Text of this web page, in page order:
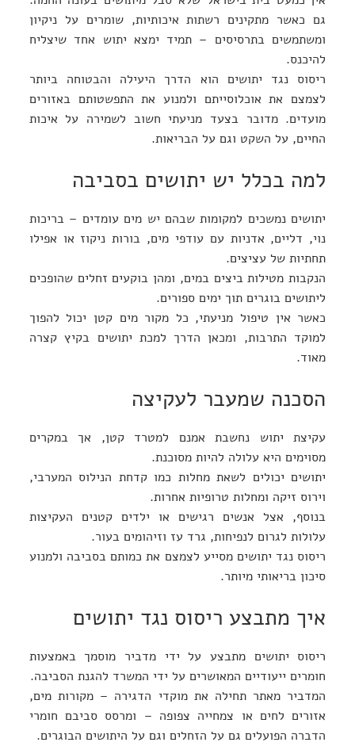
גם כאשר מתקינים רשתות איכותיות, שומרים על ניקיון
ומשתמשים בתרסיסים – תמיד ימצא יתוש אחד שיצליח
להיכנס.
ריסוס נגד יתושים הוא הדרך היעילה והבטוחה ביותר
לצמצם את אוכלוסייתם ולמנוע את התפשטותם באזורים
מועדים. מדובר בצעד מניעתי חשוב לשמירה על איכות
החיים, על השקט וגם על הבריאות.
למה בכלל יש יתושים בסביבה
יתושים נמשכים למקומות שבהם יש מים עומדים – בריכות
נוי, דליים, אדניות עם עודפי מים, בורות ניקוז או אפילו
תחתיות של עציצים.
הנקבות מטילות ביצים במים, ומהן בוקעים זחלים שהופכים
ליתושים בוגרים תוך ימים ספורים.
כאשר אין טיפול מניעתי, כל מקור מים קטן יכול להפוך
למוקד התרבות, ומכאן הדרך למכת יתושים בקיץ קצרה
מאוד.
הסכנה שמעבר לעקיצה
עקיצת יתוש נחשבת אמנם למטרד קטן, אך במקרים
מסוימים היא עלולה להיות מסוכנת.
יתושים יכולים לשאת מחלות כמו קדחת הנילוס המערבי,
וירוס זיקה ומחלות טרופיות אחרות.
בנוסף, אצל אנשים רגישים או ילדים קטנים העקיצות
עלולות לגרום לנפיחות, גרד עז וזיהומים בעור.
ריסוס נגד יתושים מסייע לצמצם את כמותם בסביבה ולמנוע
סיכון בריאותי מיותר.
איך מתבצע ריסוס נגד יתושים
ריסוס יתושים מתבצע על ידי מדביר מוסמך באמצעות
חומרים ייעודיים המאושרים על ידי המשרד להגנת הסביבה.
המדביר מאתר תחילה את מוקדי הדגירה – מקורות מים,
אזורים לחים או צמחייה צפופה – ומרסס סביבם חומרי
הדברה הפועלים גם על הזחלים וגם על היתושים הבוגרים.